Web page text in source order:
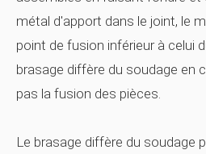
métal d'apport dans le joint, le
point de fusion inférieur à celui
brasage diffère du soudage en
pas la fusion des pièces.
Le brasage diffère du soudage